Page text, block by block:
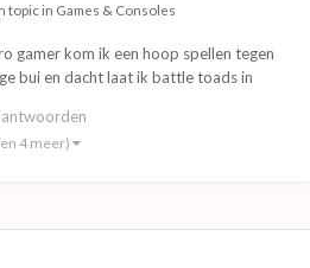
topic in Games & Consoles
gamer kom ik een hoop spellen tegen
bui en dacht laat ik battle toads in
het is alsof ze een hard mode hebben
4 meer)